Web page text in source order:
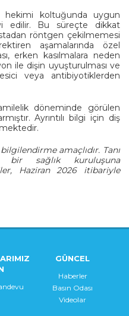
hekimi koltuğunda uygun
edilir. Bu süreçte dikkat
röntgen çekilmemesi
aşamalarında özel
erken kasılmalara neden
ile dişin uyuşturulması ve
veya antibiyotiklerden
döneminde görülen
Ayrıntılı bilgi için diş
amaçlıdır. Tanı
sağlık kuruluşuna
Haziran 2026 itibariyle
GÜNCEL
Haberler
Basın Odası
Videolar